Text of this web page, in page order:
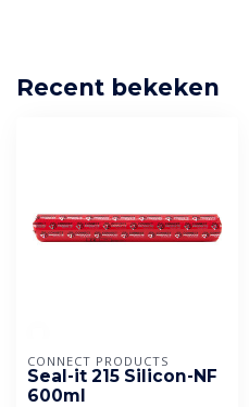
Recent bekeken
CONNECT PRODUCTS
Seal-it 215 Silicon-NF
600ml